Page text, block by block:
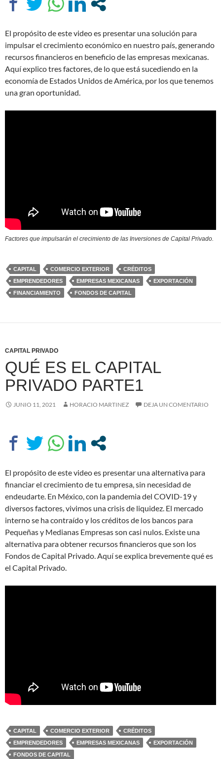
El propósito de este video es presentar una solución para
impulsar el crecimiento económico en nuestro país, generando
recursos financieros en beneficio de las empresas mexicanas.
Aquí explico tres factores, de lo que está sucediendo en la
economía de Estados Unidos de América, por los que tenemos
una gran oportunidad.
Factores que impulsarán el crecimiento de las Inversiones de Capital Privado.
CAPITAL COMERCIO EXTERIOR
CRÉDITOS
EMPRENDEDORES
EMPRESAS MEXICANAS
EXPORTACIÓN
FINANCIAMIENTO
FONDOS DE CAPITAL
CAPITAL PRIVADO
QUÉ ES EL CAPITAL
PRIVADO PARTE1
JUNIO 11, 2021 HORACIO MARTINEZ DEJA UN COMENTARIO
El propósito de este video es presentar una alternativa para
financiar el crecimiento de tu empresa, sin necesidad de
endeudarte. En México, con la pandemia del COVID-19 y
diversos factores, vivimos una crisis de liquidez. El mercado
interno se ha contraído y los créditos de los bancos para
Pequeñas y Medianas Empresas son casi nulos. Existe una
alternativa para obtener recursos financieros que son los
Fondos de Capital Privado. Aquí se explica brevemente qué es
el Capital Privado.
CAPITAL COMERCIO EXTERIOR
CRÉDITOS
EMPRENDEDORES
EMPRESAS MEXICANAS
EXPORTACIÓN
FONDOS DE CAPITAL